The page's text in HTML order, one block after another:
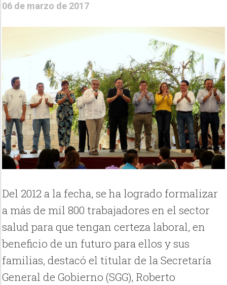
06 de marzo de 2017
Del 2012 a la fecha, se ha logrado formalizar
a más de mil 800 trabajadores en el sector
salud para que tengan certeza laboral, en
beneficio de un futuro para ellos y sus
familias, destacó el titular de la Secretaría
General de Gobierno (SGG), Roberto